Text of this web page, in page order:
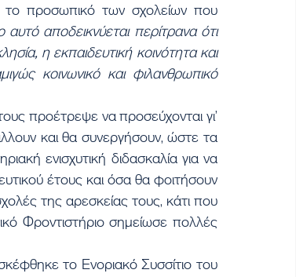
το προσωπικό των σχολείων που
αποδεικνύεται περίτρανα ότι
η εκπαιδευτική κοινότητα και
κοινωνικό και φιλανθρωπικό
προέτρεψε να προσεύχονται γι’
και θα συνεργήσουν, ώστε τα
ενισχυτική διδασκαλία για να
έτους και όσα θα φοιτήσουν
της αρεσκείας τους, κάτι που
Φροντιστήριο σημείωσε πολλές
το Ενοριακό Συσσίτιο του